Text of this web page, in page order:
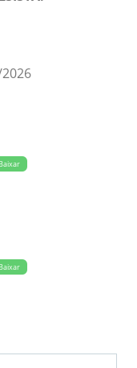
Baixar
Baixar